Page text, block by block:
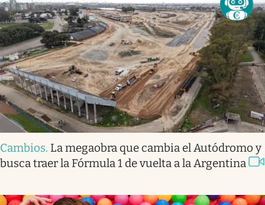
Cambios. La megaobra que cambia el Autódromo y
busca traer la Fórmula 1 de vuelta a la Argentina